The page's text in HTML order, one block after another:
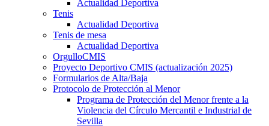
Actualidad Deportiva
Tenis
Actualidad Deportiva
Tenis de mesa
Actualidad Deportiva
OrgulloCMIS
Proyecto Deportivo CMIS (actualización 2025)
Formularios de Alta/Baja
Protocolo de Protección al Menor
Programa de Protección del Menor frente a la
Violencia del Círculo Mercantil e Industrial de
Sevilla